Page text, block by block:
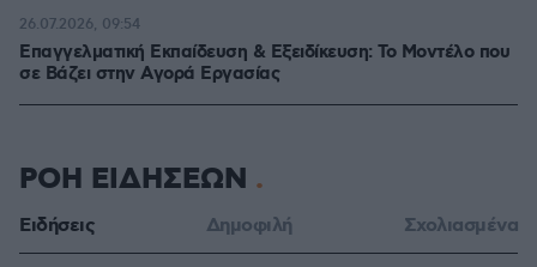
Επαγγελματική Εκπαίδευση & Εξειδίκευση: Το Mοντέλο που
σε Bάζει στην Aγορά Eργασίας
26.07.2026, 09:54
ΡΟΗ ΕΙΔΗΣΕΩΝ
Ειδήσεις Δημοφιλή Σχολιασμένα